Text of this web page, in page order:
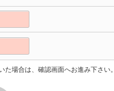
場合は、確認画面へお進み下さい。